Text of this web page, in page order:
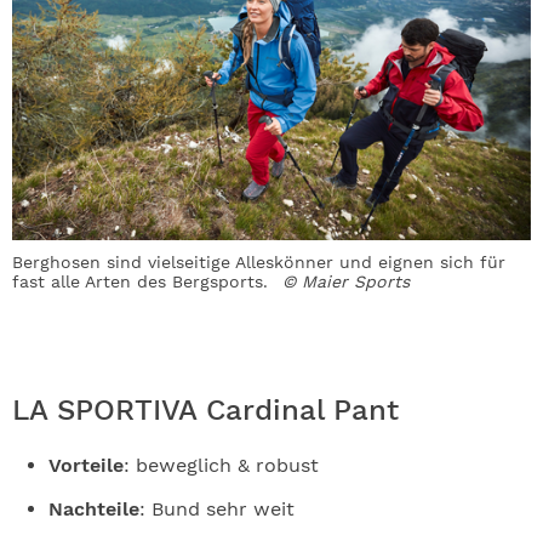
Berghosen sind vielseitige Alleskönner und eignen sich für
fast alle Arten des Bergsports.
© Maier Sports
LA SPORTIVA Cardinal Pant
Vorteile: beweglich & robust
Nachteile: Bund sehr weit